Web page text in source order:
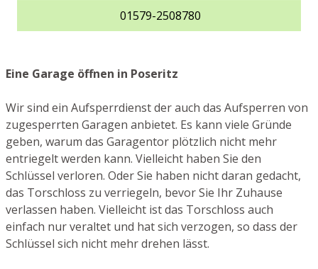
01579-2508780
Eine Garage öffnen in Poseritz
Wir sind ein Aufsperrdienst der auch das Aufsperren von
zugesperrten Garagen anbietet. Es kann viele Gründe
geben, warum das Garagentor plötzlich nicht mehr
entriegelt werden kann. Vielleicht haben Sie den
Schlüssel verloren. Oder Sie haben nicht daran gedacht,
das Torschloss zu verriegeln, bevor Sie Ihr Zuhause
verlassen haben. Vielleicht ist das Torschloss auch
einfach nur veraltet und hat sich verzogen, so dass der
Schlüssel sich nicht mehr drehen lässt.